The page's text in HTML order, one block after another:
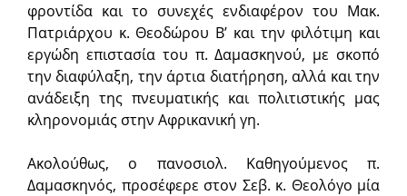
φροντίδα και το συνεχές ενδιαφέρον του Μακ.
Πατριάρχου κ. Θεοδώρου Β’ και την φιλότιμη και
εργώδη επιστασία του π. Δαμασκηνού, με σκοπό
την διαφύλαξη, την άρτια διατήρηση, αλλά και την
ανάδειξη της πνευματικής και πολιτιστικής μας
κληρονομιάς στην Αφρικανική γη.
Ακολούθως, ο πανοσιολ. Καθηγούμενος π.
Δαμασκηνός, προσέφερε στον Σεβ. κ. Θεολόγο μία